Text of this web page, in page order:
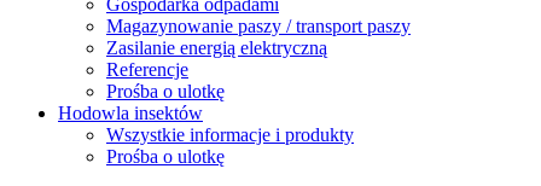
Gospodarka odpadami
Magazynowanie paszy / transport paszy
Zasilanie energią elektryczną
Referencje
Prośba o ulotkę
Hodowla insektów
Wszystkie informacje i produkty
Prośba o ulotkę